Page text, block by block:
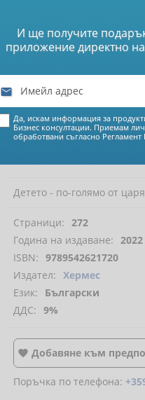
€ 892
1744 лева
Детето - по-голямо от царя
Страници: 272
Година на издаване: 2022
ISBN: 9789542621720
Издател: Хермес
Език:
Български
ДДС: 9%
 Добавяне към
Поръчка по телефона:
И ще получите
приложение директно

Да, искам информация за
Бизнес консултации. Приемам
обработвани съгласно Регламент